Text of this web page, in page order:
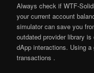
Always check if WTF-
your current account
simulator can save you
outdated provider library
dApp interactions. Using
transactions .